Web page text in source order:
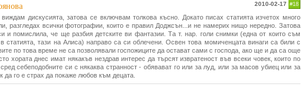
2010-02-17 #18
виждам дискусията, затова се включвам толкова късно. Докато писах статията изчетох много
разгледах всички фотографии, които е правил Доджсън...и не намерих нищо нередно. Затова
и помислила, че ще разбия детските ви фантазии. Та т. нар. голи снимки (една от които съм
статията, тази на Алиса) направо са си облечени. Освен това момиченцата винаги са били с
по това време не са позволявали госпожиците да остават сами с господа, ако ще и да са още
хората днес имат някакъв нездрав интерес да търсят извратеност във всеки човек, които по
себеподобните си с някаква странност - обявават го или за луд, или за масов убиец или за
го е страх да покаже любов към децата.